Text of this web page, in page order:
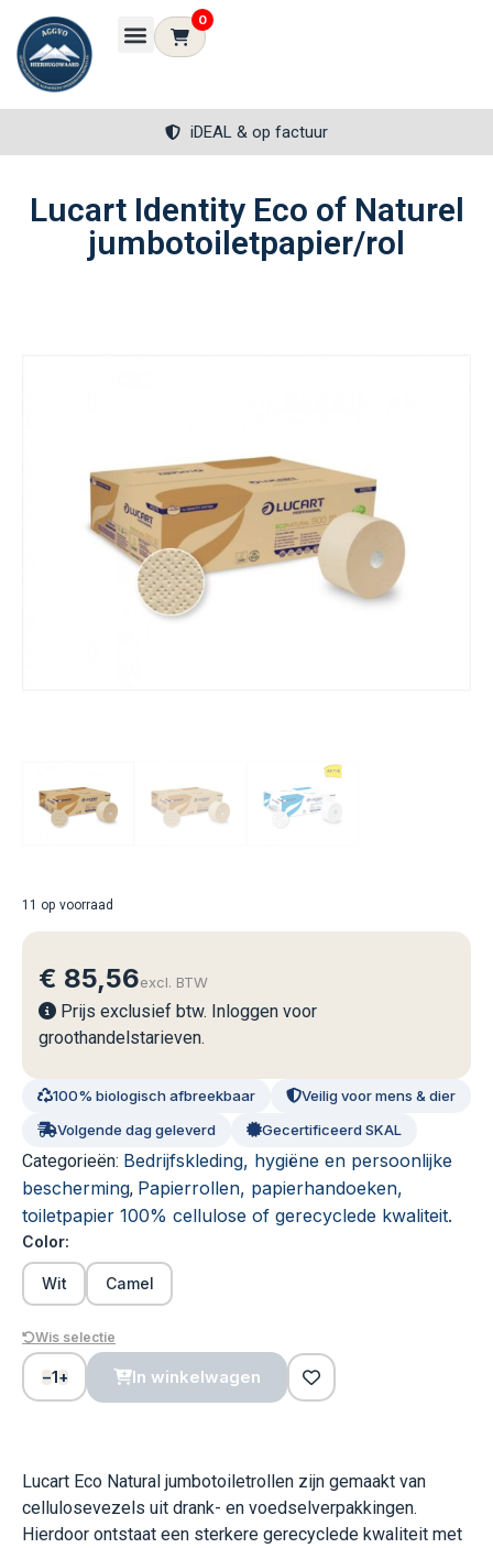
0
iDEAL & op factuur
Lucart Identity Eco of Naturel
jumbotoiletpapier/rol
11 op voorraad
€ 85,56excl. BTW
Prijs exclusief btw. Inloggen voor
groothandelstarieven.
100% biologisch afbreekbaar
Veilig voor mens & dier
Volgende dag geleverd
Gecertificeerd SKAL
Categorieën: Bedrijfskleding, hygiëne en persoonlijke
bescherming, Papierrollen, papierhandoeken,
toiletpapier 100% cellulose of gerecyclede kwaliteit.
Color:
Wit Camel
Wis selectie
−1+ In winkelwagen
Lucart Eco Natural jumbotoiletrollen zijn gemaakt van
cellulosevezels uit drank- en voedselverpakkingen.
Hierdoor ontstaat een sterkere gerecyclede kwaliteit met